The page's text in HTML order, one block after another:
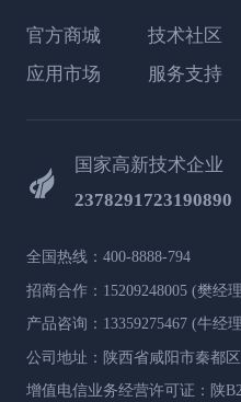
官方商城 技术社区
应用市场
服务支持
国家高新技术企业
2378291723190890
全国热线：400-8888-794
招商合作：15209248005 (樊经
产品咨询：13359275467 (牛经
公司地址：陕西省咸阳市秦都
增值电信业务经营许可证：陕